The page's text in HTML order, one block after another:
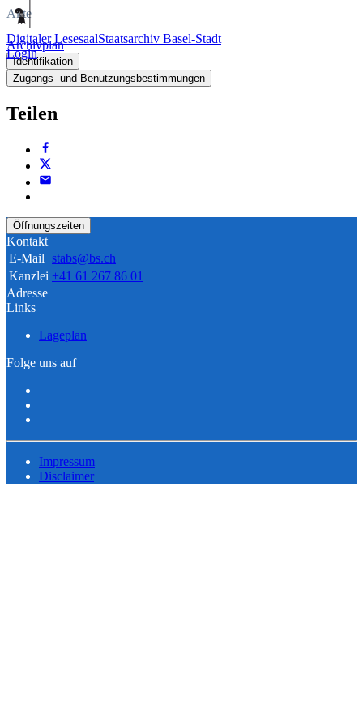
Digitaler LesesaalStaatsarchiv Basel-Stadt
Login
Akte
Archivplan
Identifikation
Zugangs- und Benutzungsbestimmungen
Teilen
Öffnungszeiten
Kontakt
E-Mail stabs@bs.ch
Kanzlei +41 61 267 86 01
Adresse
Links
Lageplan
Folge uns auf
Impressum
Disclaimer